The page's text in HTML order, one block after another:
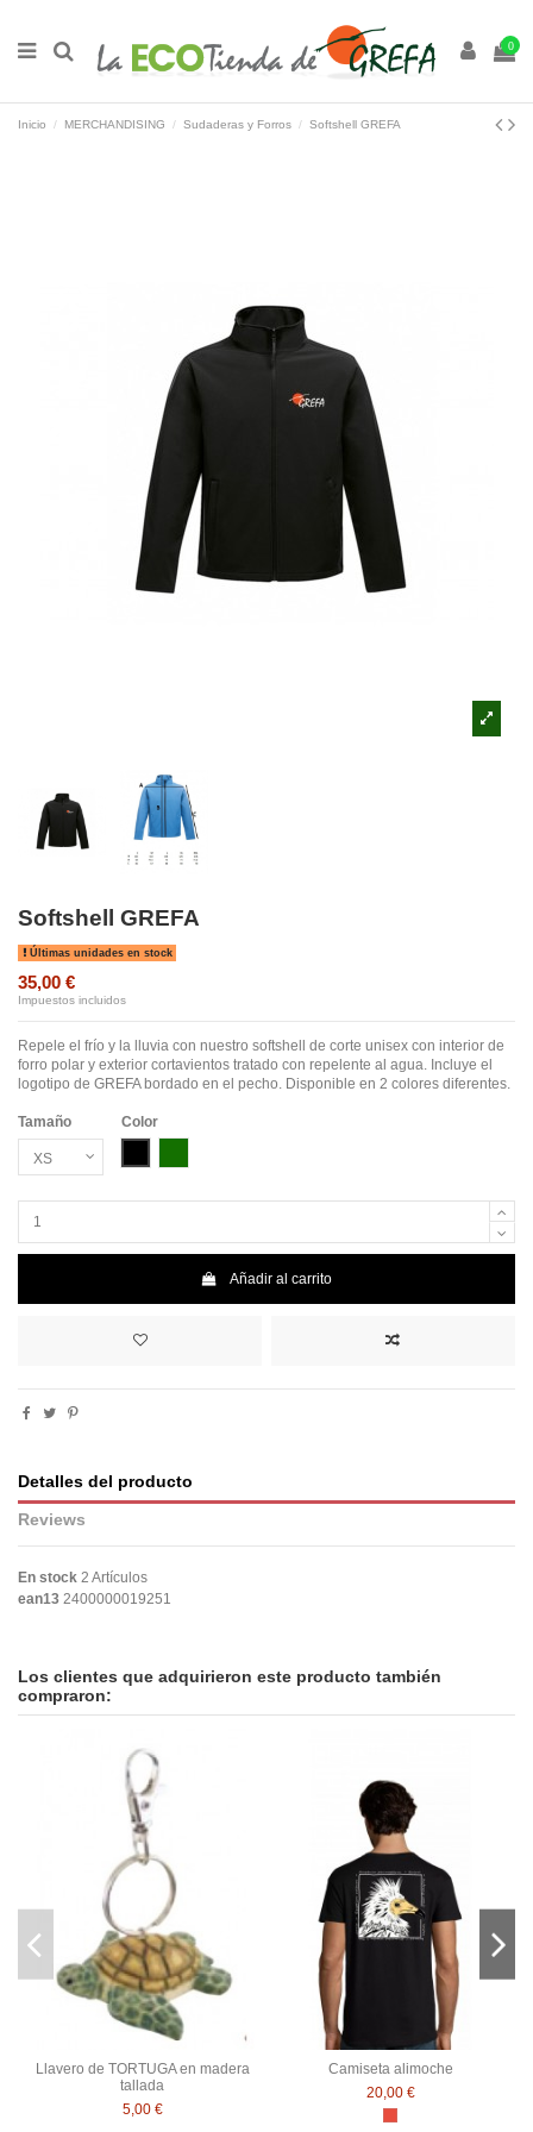
0
Inicio MERCHANDISING Sudaderas y Forros Softshell GREFA
Softshell GREFA
Últimas unidades en stock
35,00 €
Impuestos incluidos
Repele el frío y la lluvia con nuestro softshell de corte unisex con interior de
forro polar y exterior cortavientos tratado con repelente al agua. Incluye el
logotipo de GREFA bordado en el pecho. Disponible en 2 colores diferentes.
Tamaño
Color
Añadir al carrito
Detalles del producto
Reviews
En stock 2 Artículos
ean13 2400000019251
Los clientes que adquirieron este producto también
compraron:
Llavero de TORTUGA en madera
tallada
5,00 €
Camiseta alimoche
20,00 €
Rojo